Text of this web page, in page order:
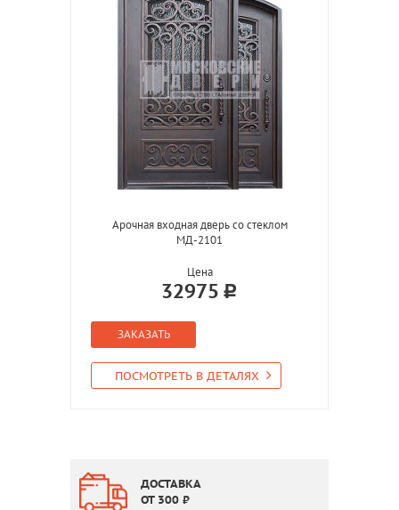
Арочная входная дверь со стеклом
МД-2101
Цена
32975
ЗАКАЗАТЬ
ПОСМОТРЕТЬ В ДЕТАЛЯХ
ДОСТАВКА
ОТ 300 ₽